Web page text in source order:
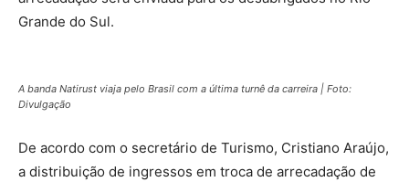
Grande do Sul.
A banda Natirust viaja pelo Brasil com a última turnê da carreira | Foto:
Divulgação
De acordo com o secretário de Turismo, Cristiano Araújo,
a distribuição de ingressos em troca de arrecadação de